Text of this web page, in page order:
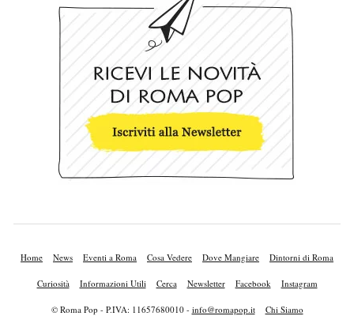
Home News Eventi a Roma Cosa Vedere Dove Mangiare Dintorni di Roma
Curiosità Informazioni Utili Cerca Newsletter Facebook Instagram
© Roma Pop - P.IVA: 11657680010 - info@romapop.it Chi Siamo